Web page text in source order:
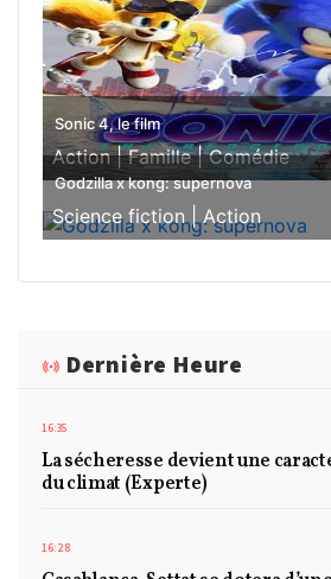
Sonic 4, le film
Action |Famille |Comédie
Godzilla x kong: supernova
Science fiction |Action
Dernière Heure
16:35
La sécheresse devient une
du climat (Experte)
16:28